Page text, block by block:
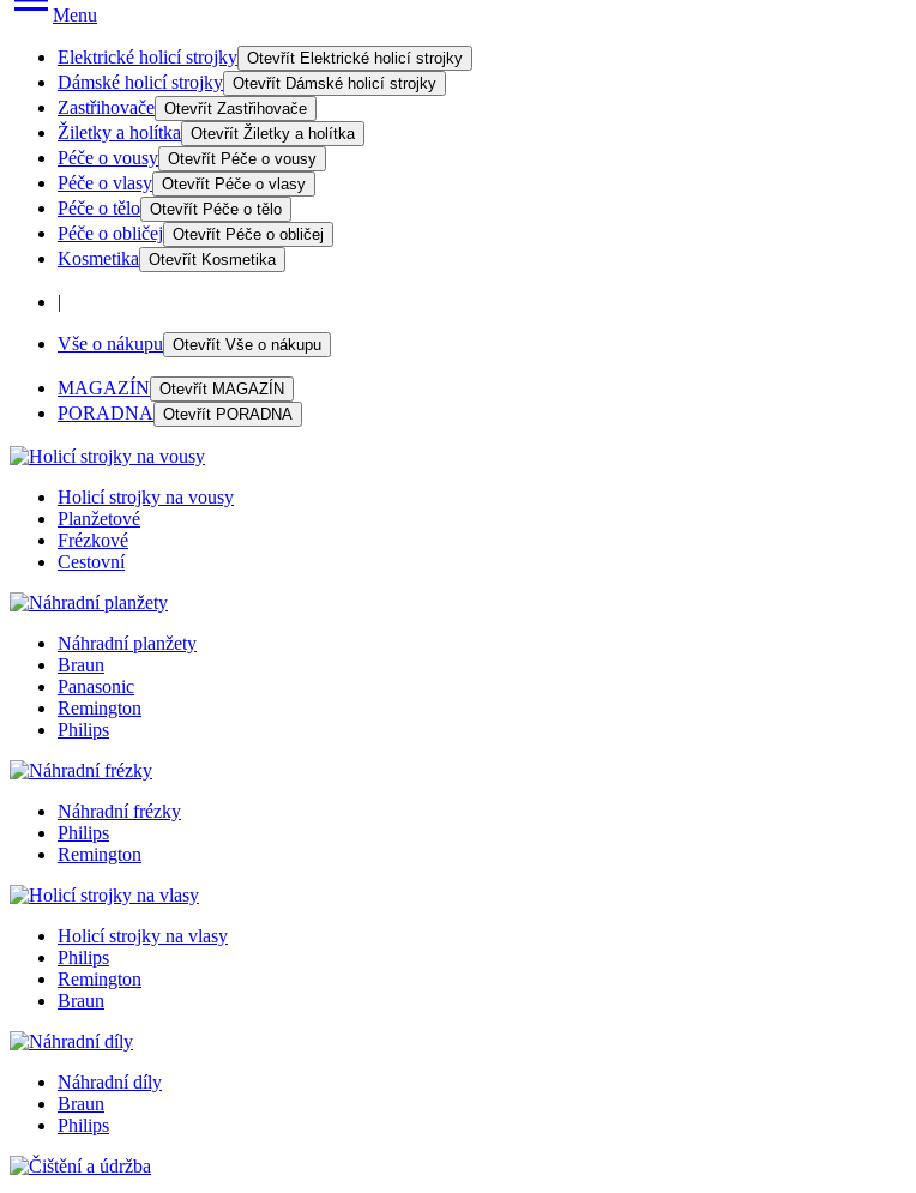
Menu
Elektrické holicí strojky Otevřít Elektrické holicí strojky
Dámské holicí strojky Otevřít Dámské holicí strojky
Zastřihovače Otevřít Zastřihovače
Žiletky a holítka Otevřít Žiletky a holítka
Péče o vousy Otevřít Péče o vousy
Péče o vlasy Otevřít Péče o vlasy
Péče o tělo Otevřít Péče o tělo
Péče o obličej Otevřít Péče o obličej
Kosmetika Otevřít Kosmetika
|
Vše o nákupu Otevřít Vše o nákupu
MAGAZÍN Otevřít MAGAZÍN
PORADNA Otevřít PORADNA
Holicí strojky na vousy
Planžetové
Frézkové
Cestovní
Náhradní planžety
Braun
Panasonic
Remington
Philips
Náhradní frézky
Philips
Remington
Holicí strojky na vlasy
Philips
Remington
Braun
Náhradní díly
Braun
Philips